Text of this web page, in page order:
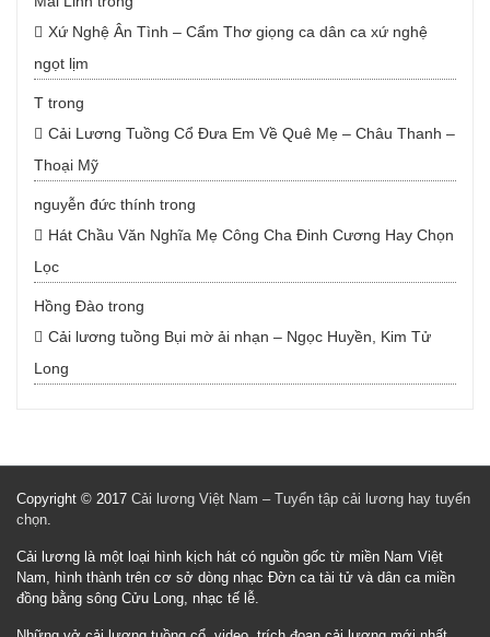
Xứ Nghệ Ân Tình – Cẩm Thơ giọng ca dân ca xứ nghệ
ngọt lịm
T trong
Cải Lương Tuồng Cổ Đưa Em Về Quê Mẹ – Châu Thanh –
Thoại Mỹ
nguyễn đức thính trong
Hát Chầu Văn Nghĩa Mẹ Công Cha Đinh Cương Hay Chọn
Lọc
Hồng Đào trong
Cải lương tuồng Bụi mờ ải nhạn – Ngọc Huyền, Kim Tử
Long
Copyright © 2017 Cải lương Việt Nam – Tuyển tập cải lương hay tuyển
chọn.
Cải lương là một loại hình kịch hát có nguồn gốc từ miền Nam Việt
Nam, hình thành trên cơ sở dòng nhạc Đờn ca tài tử và dân ca miền
đồng bằng sông Cửu Long, nhạc tế lễ.